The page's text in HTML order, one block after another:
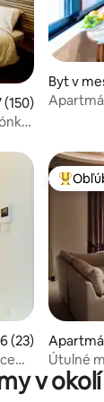
150
(150)
Byt v
40
(23)
Útulné
taxíkom
v